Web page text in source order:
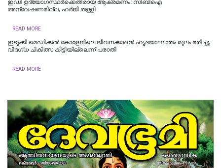
ഇഡി ഉദ്യോഗസ്ഥര്‍ക്കെതിരായ ആക്രമണം: സിബിഐ
അന്വേഷണമില്ല, ഹര്‍ജി തള്ളി
READ MORE
ഇടുക്കി മെഡിക്കല്‍ കോളേജിലെ ജീവനക്കാരന്‍ ഹൃദയാഘാതം മൂലം മരിച്ചു,
വിദഗ്ധ ചികിത്സ കിട്ടിയില്ലെന്ന് പരാതി
READ MORE